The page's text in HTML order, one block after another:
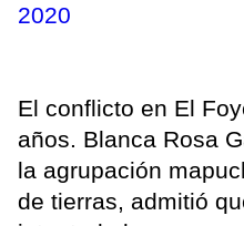
2020
El conflicto en El
años. Blanca Rosa
la agrupación
de tierras, admitió